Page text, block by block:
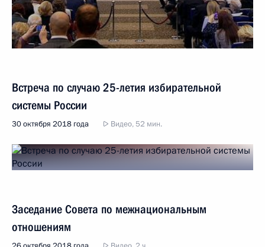
Встреча по случаю 25-летия избирательной
системы России
30 октября 2018 года Видео, 52 мин.
Заседание Совета по межнациональным
отношениям